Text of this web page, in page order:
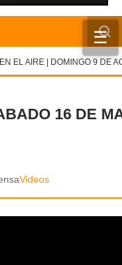
☰
EL AIRE | DOMINGO 9 DE
16 DE
Videos